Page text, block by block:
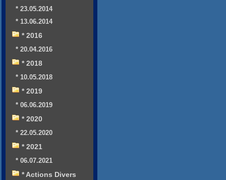
* 23.05.2014
* 13.06.2014
* 2016
* 20.04.2016
* 2018
* 10.05.2018
* 2019
* 06.06.2019
* 2020
* 22.05.2020
* 2021
* 06.07.2021
* Actions Divers